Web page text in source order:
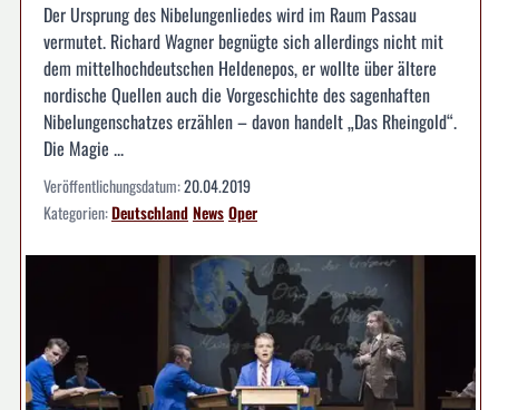
Der Ursprung des Nibelungenliedes wird im Raum Passau
vermutet. Richard Wagner begnügte sich allerdings nicht mit
dem mittelhochdeutschen Heldenepos, er wollte über ältere
nordische Quellen auch die Vorgeschichte des sagenhaften
Nibelungenschatzes erzählen – davon handelt „Das Rheingold“.
Die Magie ...
Veröffentlichungsdatum:20.04.2019
Kategorien:DeutschlandNewsOper